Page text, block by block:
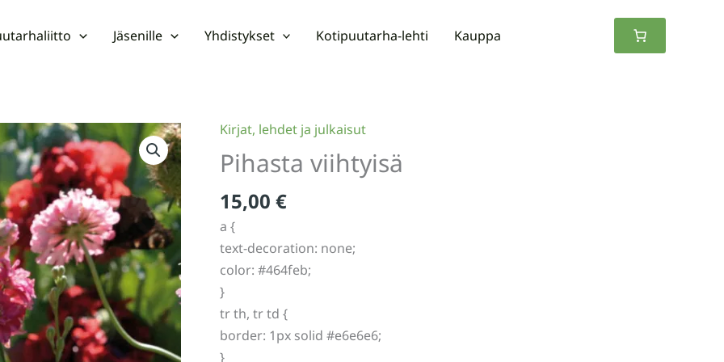
Jäsenille Yhdistykset Kotipuutarha-lehti Kauppa
Kirjat, lehdet ja julkaisut
Pihasta viihtyisä
15,00 €
a {
text-decoration: none;
color: #464feb;
}
tr th, tr td {
border: 1px solid #e6e6e6;
}